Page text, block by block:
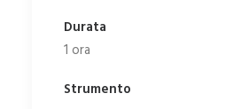
Durata
1 ora
Strumento